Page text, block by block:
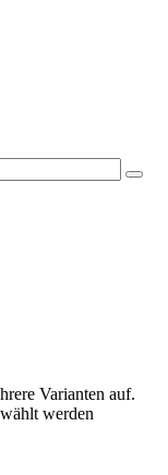
Varianten auf.
werden